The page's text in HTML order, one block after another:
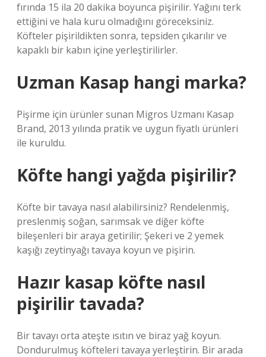
fırında 15 ila 20 dakika boyunca pişirilir. Yağını terk
ettiğini ve hala kuru olmadığını göreceksiniz.
Köfteler pişirildikten sonra, tepsiden çıkarılır ve
kapaklı bir kabın içine yerleştirilirler.
Uzman Kasap hangi marka?
Pişirme için ürünler sunan Migros Uzmanı Kasap
Brand, 2013 yılında pratik ve uygun fiyatlı ürünleri
ile kuruldu.
Köfte hangi yağda pişirilir?
Köfte bir tavaya nasıl alabilirsiniz? Rendelenmiş,
preslenmiş soğan, sarımsak ve diğer köfte
bileşenleri bir araya getirilir; Şekeri ve 2 yemek
kaşığı zeytinyağı tavaya koyun ve pişirin.
Hazır kasap köfte nasıl
pişirilir tavada?
Bir tavayı orta ateşte ısıtın ve biraz yağ koyun.
Dondurulmuş köfteleri tavaya yerleştirin. Bir arada